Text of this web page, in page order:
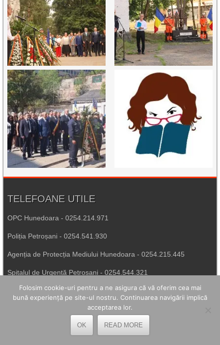
TELEFOANE UTILE
OPC Hunedoara - 0254.214.971
Poliția Petroșani - 0254.541.930
Agenția de Protecția Mediului Hunedoara - 0254.215.445
Spitalul de Urgență Petroșani - 0254.544.321
Număr Unic de Urgență - 112
LEGĂTURI UTILE
Prefectura Hunedoara
Folosim cookie-uri pentru a ne asigura că vă oferim cea mai
bună experiență pe site-ul nostru. Continuarea navigării implică
acceptarea lor.
OK READ MORE